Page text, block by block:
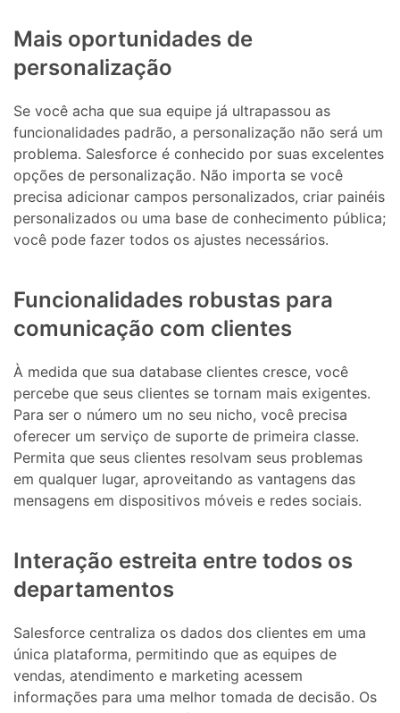
Mais oportunidades de
personalização
Se você acha que sua equipe já ultrapassou as
funcionalidades padrão, a personalização não será um
problema. Salesforce é conhecido por suas excelentes
opções de personalização. Não importa se você
precisa adicionar campos personalizados, criar painéis
personalizados ou uma base de conhecimento pública;
você pode fazer todos os ajustes necessários.
Funcionalidades robustas para
comunicação com clientes
À medida que sua database clientes cresce, você
percebe que seus clientes se tornam mais exigentes.
Para ser o número um no seu nicho, você precisa
oferecer um serviço de suporte de primeira classe.
Permita que seus clientes resolvam seus problemas
em qualquer lugar, aproveitando as vantagens das
mensagens em dispositivos móveis e redes sociais.
Interação estreita entre todos os
departamentos
Salesforce centraliza os dados dos clientes em uma
única plataforma, permitindo que as equipes de
vendas, atendimento e marketing acessem
informações para uma melhor tomada de decisão. Os